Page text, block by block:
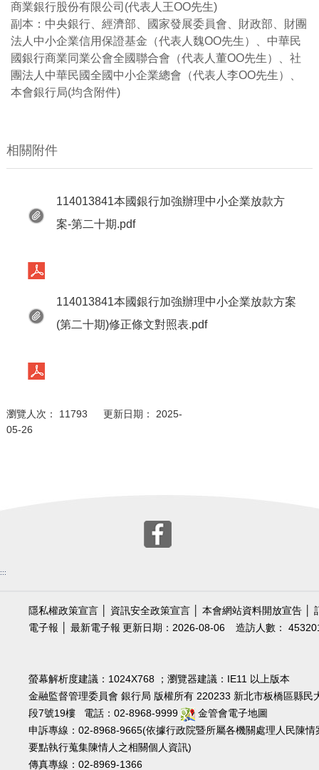
商業銀行股份有限公司(代表人王OO先生)
副本：中央銀行、經濟部、國家發展委員會、財政部、財團
法人中小企業信用保證基金（代表人魏OO先生）、中華民
國銀行商業同業公會全國聯合會（代表人董OO先生）、社
團法人中華民國全國中小企業總會（代表人李OO先生）、
本會銀行局(均含附件)
相關附件
114013841本國銀行加強辦理中小企業放款方
案-第二十期.pdf
114013841本國銀行加強辦理中小企業放款方案
(第二十期)修正條文對照表.pdf
瀏覽人次： 11793 更新日期： 2025-
05-26
:::
隱私權政策宣言 資訊安全政策宣言 本會網站資料開放宣告
電子報
最新電子報 造訪人數：
更新日期：2026-08-06
螢幕解析度建議：1024X768 ；瀏覽器建議：IE11 以上版本
金融監督管理委員會 銀行局 版權所有 220233 新北市板橋區縣民
段7號19樓 電話：02-8968-9999
金管會電子地圖
申訴專線：02-8968-9665(依據行政院暨所屬各機關處理人民陳情
要點執行蒐集陳情人之相關個人資訊)
傳真專線：02-8969-1366